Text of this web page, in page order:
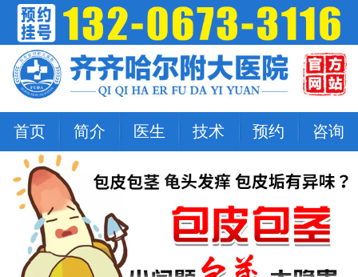
首页 简介 医生 技术 预约 咨询